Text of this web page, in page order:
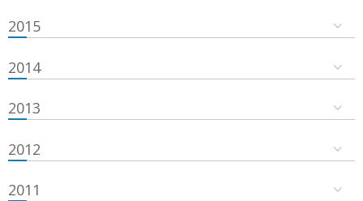
2015
2014
2013
2012
2011